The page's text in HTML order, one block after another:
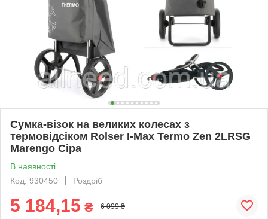
Сумка-візок на великих колесах з
термовідсіком Rolser I-Max Termo Zen 2LRSG
Marengo Сіра
В наявності
Код: 930450
Роздріб
5 184,15 ₴ 6 099 ₴